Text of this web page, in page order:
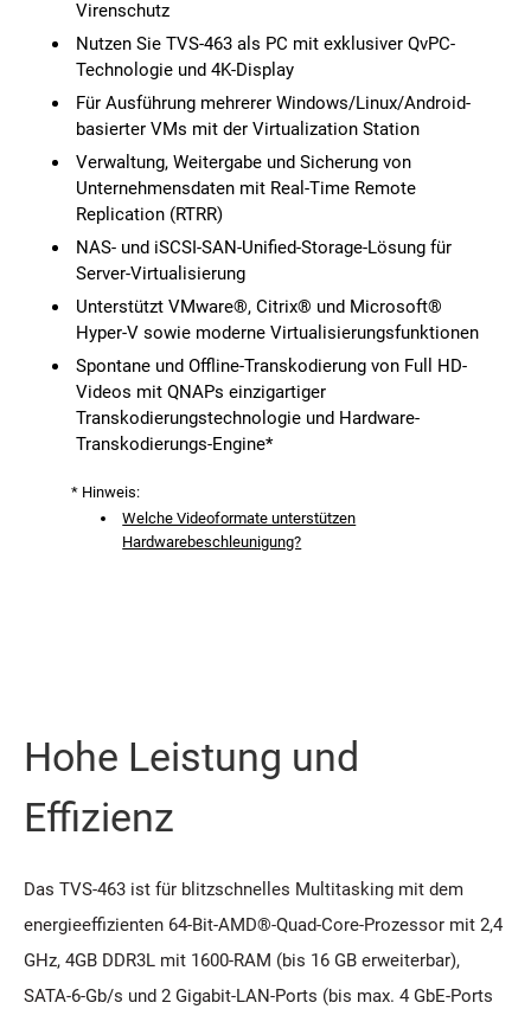
Virenschutz
Nutzen Sie TVS-463 als PC mit exklusiver QvPC-
Technologie und 4K-Display
Für Ausführung mehrerer Windows/Linux/Android-
basierter VMs mit der Virtualization Station
Verwaltung, Weitergabe und Sicherung von
Unternehmensdaten mit Real-Time Remote
Replication (RTRR)
NAS- und iSCSI-SAN-Unified-Storage-Lösung für
Server-Virtualisierung
Unterstützt VMware®, Citrix® und Microsoft®
Hyper-V sowie moderne Virtualisierungsfunktionen
Spontane und Offline-Transkodierung von Full HD-
Videos mit QNAPs einzigartiger
Transkodierungstechnologie und Hardware-
Transkodierungs-Engine*
* Hinweis:
Welche Videoformate unterstützen
Hardwarebeschleunigung?
Hohe Leistung und
Effizienz
Das TVS-463 ist für blitzschnelles Multitasking mit dem
energieeffizienten 64-Bit-AMD®-Quad-Core-Prozessor mit 2,4
GHz, 4GB DDR3L mit 1600-RAM (bis 16 GB erweiterbar),
SATA-6-Gb/s und 2 Gigabit-LAN-Ports (bis max. 4 GbE-Ports